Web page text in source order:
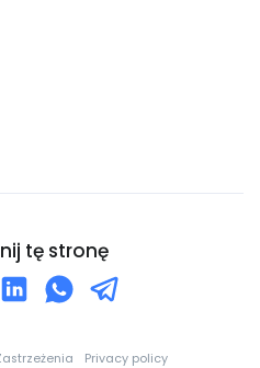
tę stronę
Privacy policy